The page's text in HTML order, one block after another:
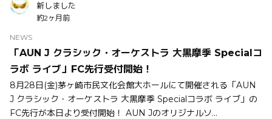
新しました
約2ヶ月前
NEWS
「AUN J クラシック・オーケストラ 大黒摩季 Specialコ
ラボ ライブ」FC先行受付開始！
8月28日(金)茅ヶ崎市民文化会館大ホールにて開催される「AUN
J クラシック・オーケストラ 大黒摩季 Specialコラボ ライブ」の
FC先行が本日より受付開始！ AUN Jのオリジナルソ...